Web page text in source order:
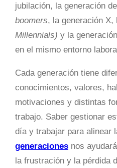
jubilación, la generación
boomers, la generación X,
Millennials) y la
en el mismo entorno
Cada generación tiene
conocimientos, valores,
motivaciones y distintas
trabajo. Saber gestionar
día y trabajar para alinear
generaciones nos
la frustración y la pérdida